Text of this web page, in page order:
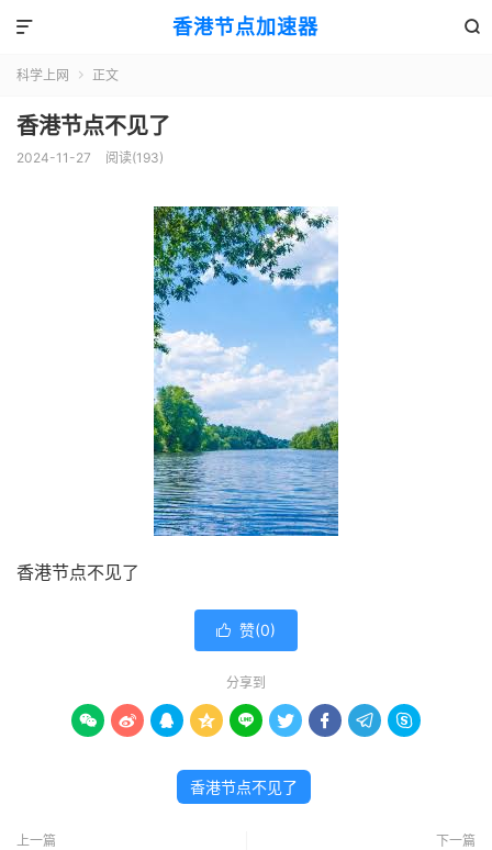
香港节点加速器 

科学上网  正文
香港节点不见了
2024-11-27 阅读(193)
香港节点不见了
 赞(0)
分享到
        
香港节点不见了
上一篇 下一篇